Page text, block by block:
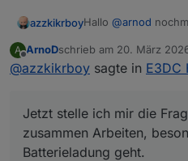
azzkikrboyHallo @arnod
genau mit EVCC
Seit kurzem wird ja
Ich habe in der
Adapter eingestellt
aktiviert. Das
Jetzt stelle ich mir
zusammen
die sich ja
oder die
statisch ist ?
A
Offline
ArnoDschrieb am 20. März
zuletzt editiert von
@azzkikrboy sagte in E3DC
Jetzt stelle ich mir die
zusammen Arbeiten,
Batterieladung geht.